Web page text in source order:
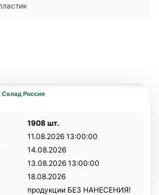
Склад Россия
1908 шт.
11.08.2026 13:00:00
14.08.2026
13.08.2026 13:00:00
18.08.2026
продукции БЕЗ НАНЕСЕНИЯ!